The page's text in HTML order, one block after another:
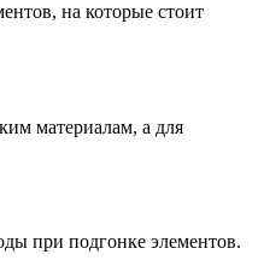
на которые стоит
материалам, а для
при подгонке элементов.